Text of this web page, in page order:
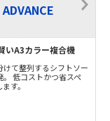
いA3カラー複合機
て整列するシフトソー
低コストかつ省スペ
す。